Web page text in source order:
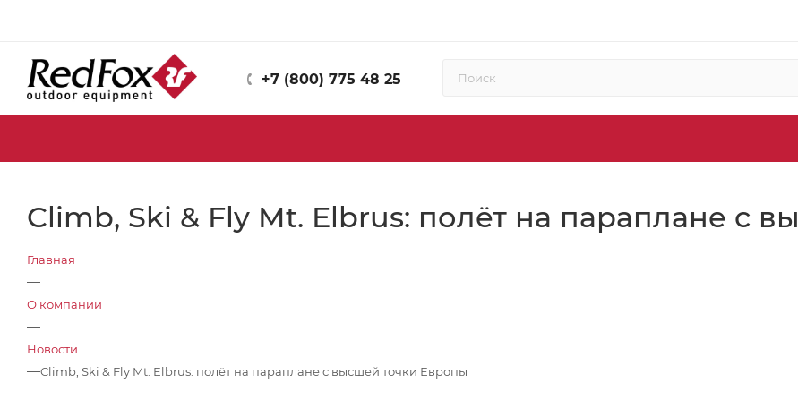
+7 (800) 775 48 25
Climb, Ski & Fly Mt. Elbrus: полёт на параплане с
Главная
—
О компании
—
Новости
—Climb, Ski & Fly Mt. Elbrus: полёт на параплане с высшей точки Европы